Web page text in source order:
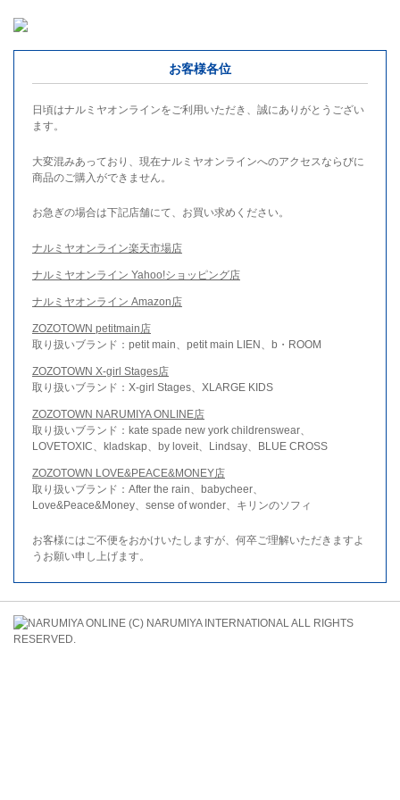
お客様各位
日頃はナルミヤオンラインをご利用いただき、誠にありがとうござい
ます。
大変混みあっており、現在ナルミヤオンラインへのアクセスならびに
商品のご購入ができません。
お急ぎの場合は下記店舗にて、お買い求めください。
ナルミヤオンライン楽天市場店
ナルミヤオンライン Yahoo!ショッピング店
ナルミヤオンライン Amazon店
ZOZOTOWN petitmain店
取り扱いブランド：petit main、petit main LIEN、b・ROOM
ZOZOTOWN X-girl Stages店
取り扱いブランド：X-girl Stages、XLARGE KIDS
ZOZOTOWN NARUMIYA ONLINE店
取り扱いブランド：kate spade new york childrenswear、
LOVETOXIC、kladskap、by loveit、Lindsay、BLUE CROSS
ZOZOTOWN LOVE&PEACE&MONEY店
取り扱いブランド：After the rain、babycheer、
Love&Peace&Money、sense of wonder、キリンのソフィ
お客様にはご不便をおかけいたしますが、何卒ご理解いただきますよ
うお願い申し上げます。